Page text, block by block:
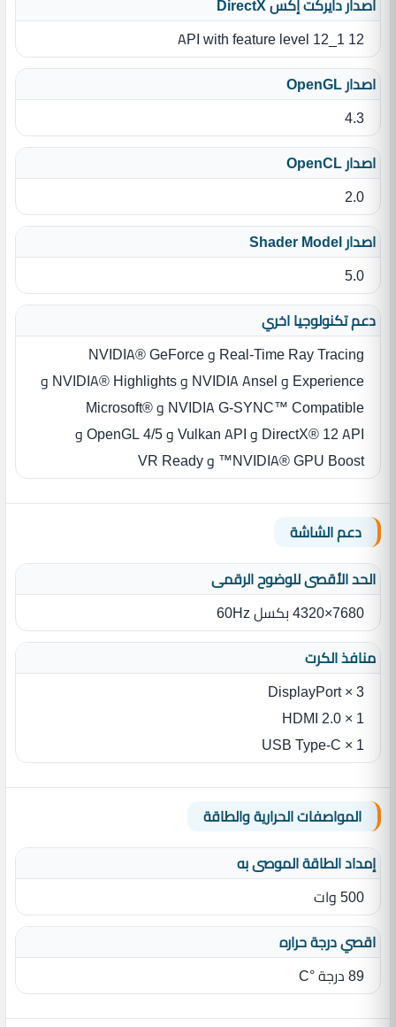
اصدار دايركت إكس DirectX
12 API with feature level 12_1
اصدار OpenGL
4.3
اصدار OpenCL
2.0
اصدار Shader Model
5.0
دعم تكنولوجيا اخري
Real-Time Ray Tracing و NVIDIA® GeForce
Experience و NVIDIA Ansel و NVIDIA® Highlights و
NVIDIA G-SYNC™ Compatible و Microsoft®
DirectX® 12 API و Vulkan API و OpenGL 4/5 و
NVIDIA® GPU Boost™ و VR Ready
دعم الشاشة
الحد الأقصى للوضوح الرقمى
7680×4320 بكسل 60Hz
منافذ الكرت
3 × DisplayPort
1 × HDMI 2.0
1 × USB Type-C
المواصفات الحرارية والطاقة
إمداد الطاقة الموصى به
500 وات
اقصي درجة حراره
89 درجة °C